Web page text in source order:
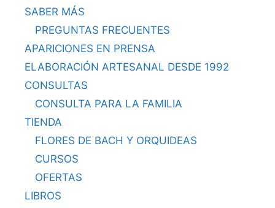
SABER MÁS
PREGUNTAS FRECUENTES
APARICIONES EN PRENSA
ELABORACIÓN ARTESANAL DESDE 1992
CONSULTAS
CONSULTA PARA LA FAMILIA
TIENDA
FLORES DE BACH Y ORQUIDEAS
CURSOS
OFERTAS
LIBROS